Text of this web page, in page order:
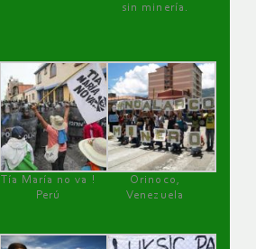
sin minería.
Tía María no va !
Perú
Orinoco,
Venezuela